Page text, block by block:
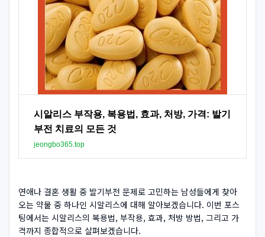
시알리스 부작용, 복용법, 효과, 처방, 가격: 발기
부전 치료의 모든 것
jeongbo365.top
연애나 결혼 생활 중 발기부전 문제로 고민하는 남성들에게 찾아
오는 약물 중 하나인 시알리스에 대해 알아보겠습니다. 이번 포스
팅에서는 시알리스의 복용법, 부작용, 효과, 처방 방법, 그리고 가
격까지 종합적으로 살펴보겠습니다.